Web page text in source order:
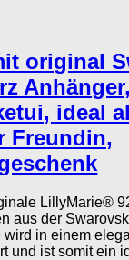
original
ideal
Freundin,
LillyMarie®
aus der
wird in einem
und ist somit ein